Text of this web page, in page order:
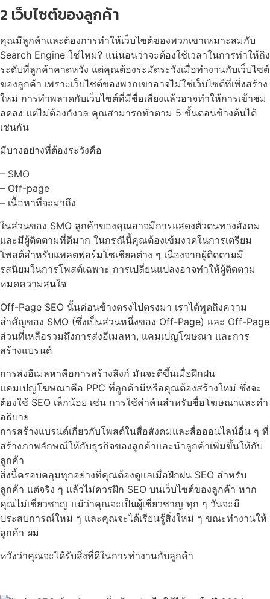
2 เว็บไซต์ของลูกค้า
คุณมีลูกค้าและต้องการทำให้เว็บไซต์ของพวกเขาเหมาะสมกับ
Search Engine ใช่ไหม? แน่นอนว่าจะต้องใช้เวลาในการทำให้ถึง
ระดับที่ลูกค้าคาดหวัง แต่คุณต้องระมัดระวังเมื่อทำงานกับเว็บไซต์
ของลูกค้า เพราะเว็บไซต์ของพวกเขาอาจไม่ใช่เว็บไซต์ที่เพิ่งสร้าง
ใหม่ การทำพลาดกับเว็บไซต์ที่มีชื่อเสียงแล้วอาจทำให้การเข้าชม
ลดลง แต่ไม่ต้องกังวล คุณสามารถทำตาม 5 ขั้นตอนข้างต้นได้
เช่นกัน
มีบางอย่างที่ต้องระวังคือ
– SMO
– Off-page
– เนื้อหาที่จะมาถึง
ในส่วนของ SMO ลูกค้าของคุณอาจมีการแสดงตัวตนทางสังคม
และมีผู้ติดตามที่ดีมาก ในกรณีนี้คุณต้องเข้มงวดในการเตรียม
โพสต์สำหรับแพลตฟอร์มโซเชียลต่าง ๆ เนื่องจากผู้ติดตามมี
รสนิยมในการโพสต์เฉพาะ การเปลี่ยนแปลงอาจทำให้ผู้ติดตาม
หมดความสนใจ
Off-Page SEO นั้นค่อนข้างตรงไปตรงมา เราได้พูดถึงความ
สำคัญของ SMO (ซึ่งเป็นส่วนหนึ่งของ Off-Page) และ Off-Page
ส่วนที่เหลือรวมถึงการส่งอีเมลหา, แคมเปญโฆษณา และการ
สร้างแบรนด์
การส่งอีเมลหาคือการสร้างลิงก์ มันจะดีขึ้นเมื่อฝึกฝน
แคมเปญโฆษณาคือ PPC ที่ลูกค้ามีหรือคุณต้องสร้างใหม่ ซึ่งจะ
ต้องใช้ SEO เล็กน้อย เช่น การใช้คำค้นสำหรับชื่อโฆษณาและคำ
อธิบาย
การสร้างแบรนด์เกี่ยวกับโพสต์ในสื่อสังคมและสื่อออนไลน์อื่น ๆ ที่
สร้างภาพลักษณ์ให้กับธุรกิจของลูกค้าและนำลูกค้าเพิ่มขึ้นให้กับ
ลูกค้า
สิ่งนี้ครอบคลุมทุกอย่างที่คุณต้องดูแลเมื่อฝึกฝน SEO สำหรับ
ลูกค้า แต่จริง ๆ แล้วไม่ควรฝึก SEO บนเว็บไซต์ของลูกค้า หาก
คุณไม่เชี่ยวชาญ แม้ว่าคุณจะเป็นผู้เชี่ยวชาญ ทุก ๆ วันจะมี
ประสบการณ์ใหม่ ๆ และคุณจะได้เรียนรู้สิ่งใหม่ ๆ ขณะทำงานให้
ลูกค้า ผม
หวังว่าคุณจะได้รับสิ่งที่ดีในการทำงานกับลูกค้า